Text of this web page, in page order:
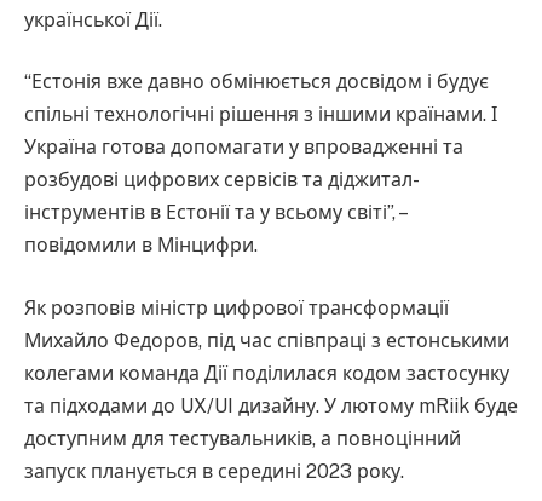
української Дії.
“Естонія вже давно обмінюється досвідом і будує
спільні технологічні рішення з іншими країнами. І
Україна готова допомагати у впровадженні та
розбудові цифрових сервісів та діджитал-
інструментів в Естонії та у всьому світі”, –
повідомили в Мінцифри.
Як розповів міністр цифрової трансформації
Михайло Федоров, під час співпраці з естонськими
колегами команда Дії поділилася кодом застосунку
та підходами до UX/UI дизайну. У лютому mRiik буде
доступним для тестувальників, а повноцінний
запуск планується в середині 2023 року.